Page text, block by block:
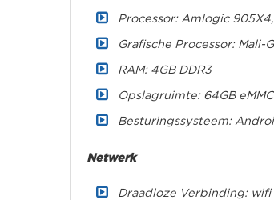
Processor: Amlogic
Grafische Processor: Mali-
RAM: 4GB DDR3
Opslagruimte: 64GB eMMC
Besturingssysteem:
Netwerk
Draadloze Verbinding: wifi